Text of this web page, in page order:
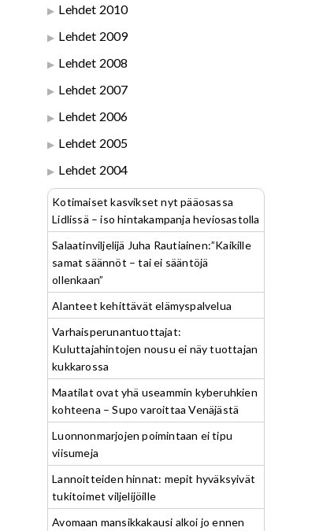
Lehdet 2010
Lehdet 2009
Lehdet 2008
Lehdet 2007
Lehdet 2006
Lehdet 2005
Lehdet 2004
Kotimaiset kasvikset nyt pääosassa
Lidlissä – iso hintakampanja heviosastolla
Salaatinviljelijä Juha Rautiainen:”Kaikille
samat säännöt – tai ei sääntöjä
ollenkaan”
Alanteet kehittävät elämyspalvelua
Varhaisperunantuottajat:
Kuluttajahintojen nousu ei näy tuottajan
kukkarossa
Maatilat ovat yhä useammin kyberuhkien
kohteena – Supo varoittaa Venäjästä
Luonnonmarjojen poimintaan ei tipu
viisumeja
Lannoitteiden hinnat: mepit hyväksyivät
tukitoimet viljelijöille
Avomaan mansikkakausi alkoi jo ennen